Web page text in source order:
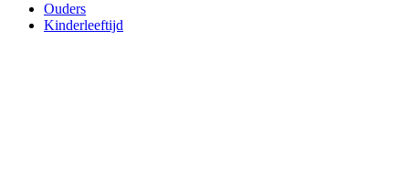
Ouders
Kinderleeftijd